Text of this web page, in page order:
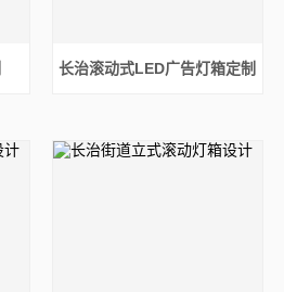
长治滚动式LED广告灯箱定制